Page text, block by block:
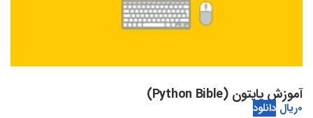
آموزش پایتون (Python Bible)
0ریال دانلود